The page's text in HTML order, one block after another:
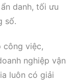
ẩn danh, tối ưu
số.
công việc,
nghiệp vận
luôn có giải